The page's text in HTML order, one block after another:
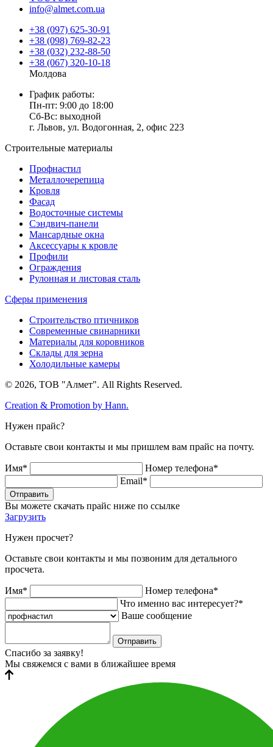
info@almet.com.ua
+38 (097) 625-30-91
+38 (098) 769-82-23
+38 (032) 232-88-50
+38 (067) 320-10-18
Молдова
График работы:
Пн-пт: 9:00 до 18:00
Сб-Вс: выходной
г. Львов, ул. Водогонная, 2, офис 223
Строительные материалы
Профнастил
Металлочерепица
Кровля
Фасад
Водосточные системы
Сэндвич-панели
Мансардные окна
Аксессуары к кровле
Профили
Ограждения
Рулонная и листовая сталь
Сферы применения
Строительство птичников
Современные свинарники
Материалы для коровников
Склады для зерна
Холодильные камеры
© 2026, ТОВ "Алмет". All Rights Reserved.
Creation & Promotion by Hann.
Нужен прайс?
Оставьте свои контакты и мы пришлем вам прайс на почту.
Имя*
Номер телефона*
Email*
Отправить
Вы можете скачать прайс ниже по ссылке
Загрузить
Нужен просчет?
Оставьте свои контакты и мы позвоним для детального
просчета.
Имя*
Номер телефона*
Что именно вас интересует?*
Ваше сообщение
Отправить
Спасибо за заявку!
Мы свяжемся с вами в ближайшее время